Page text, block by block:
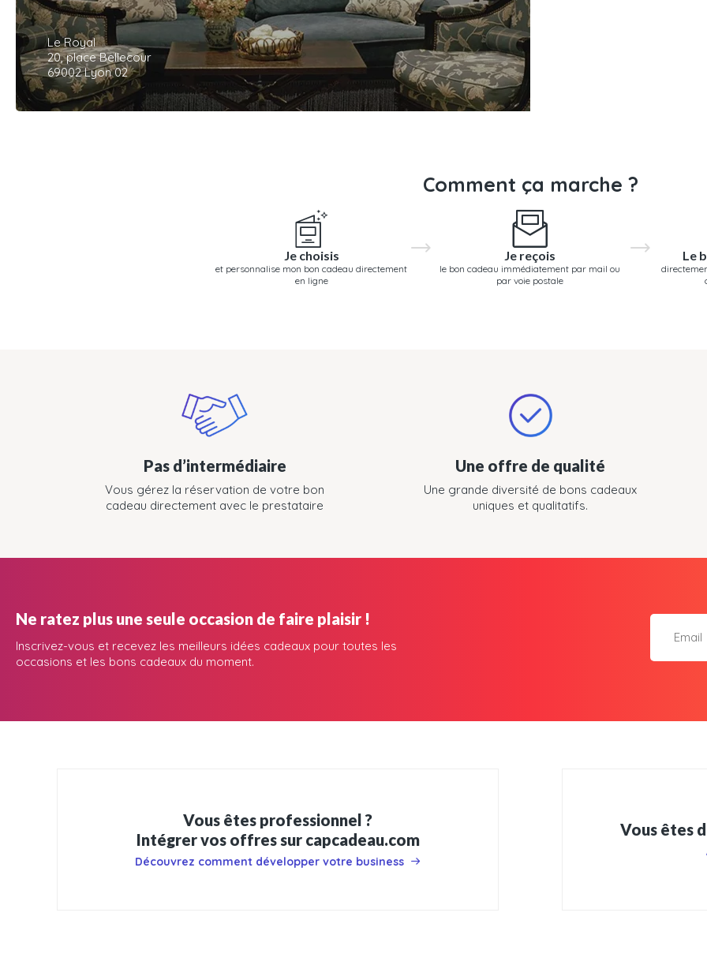
Le Royal
20, place Bellecour
69002 Lyon 02
Comment ça marche ?
Je choisis
et personnalise mon bon cadeau directement
en ligne
Je reçois
le bon cadeau immédiatement par mail ou
par voie postale
Le
Pas d’intermédiaire
Vous gérez la réservation de votre bon
cadeau directement avec le prestataire
Une offre de qualité
Une grande diversité de bons cadeaux
uniques et qualitatifs.
Ne ratez plus une seule occasion de faire plaisir !
Inscrivez-vous et recevez les meilleurs idées cadeaux pour toutes les
occasions et les bons cadeaux du moment.
Vous êtes professionnel ?
Intégrer vos offres sur capcadeau.com
Découvrez comment développer votre business
Vous êtes